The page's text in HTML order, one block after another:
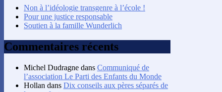
Non à l’idéologie transgenre à l’école !
Pour une justice responsable
Soutien à la famille Wunderlich
Commentaires récents
Michel Dudragne dans Communiqué de
l’association Le Parti des Enfants du Monde
Hollan dans Dix conseils aux pères séparés de